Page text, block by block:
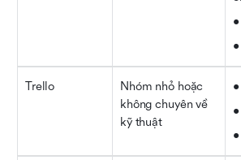
Trello
Nhóm nhỏ hoặc
không chuyên về
kỹ thuật